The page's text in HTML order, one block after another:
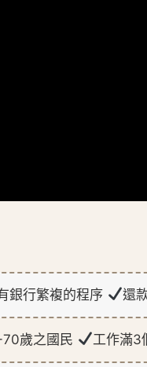
銀行繁複的程序 還
70歲之國民 工作滿3